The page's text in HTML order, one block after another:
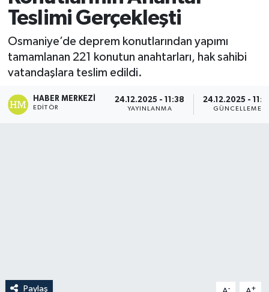
Teslimi Gerçekleşti
Osmaniye’de deprem konutlarından yapımı
tamamlanan 221 konutun anahtarları, hak sahibi
vatandaşlara teslim edildi.
HABER MERKEZI
EDITÖR
24.12.2025 - 11:38
YAYINLANMA
24.12.2025 -
GÜNCELLEME
Paylaş - +